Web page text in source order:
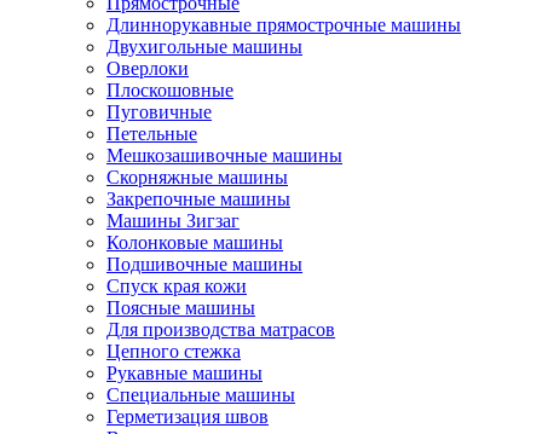
Длиннорукавные прямострочные машины
Двухигольные машины
Оверлоки
Плоскошовные
Пуговичные
Петельные
Мешкозашивочные машины
Скорняжные машины
Закрепочные машины
Машины Зигзаг
Колонковые машины
Подшивочные машины
Спуск края кожи
Поясные машины
Для производства матрасов
Цепного стежка
Рукавные машины
Специальные машины
Герметизация швов